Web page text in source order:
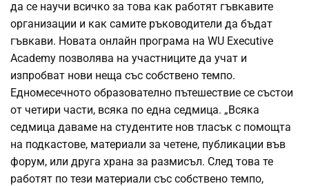
да се научи всичко за това как работят гъвкавите
организации и как самите ръководители да бъдат
гъвкави. Новата онлайн програма на WU Executive
Academy позволява на участниците да учат и
изпробват нови неща със собствено темпо.
Едномесечното образователно пътешествие се състои
от четири части, всяка по една седмица. „Всяка
седмица даваме на студентите нов тласък с помощта
на подкастове, материали за четене, публикации във
форум, или друга храна за размисъл. След това те
работят по тези материали със собствено темпо,